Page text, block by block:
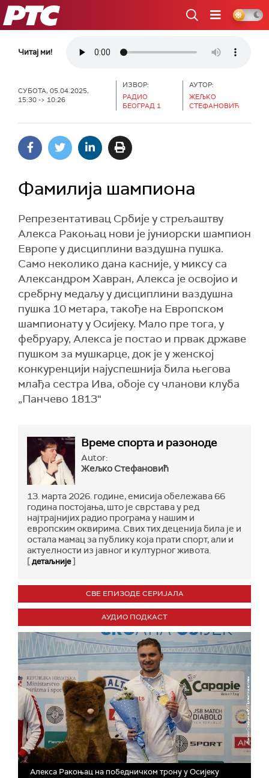
РТС
Читај ми!
СУБОТА, 05.04.2025,
15:30 -> 10:26
ИЗВОР:
РАДИО
БЕОГРАД 1
АУТОР:
ЖЕЉКО
СТЕФАНОВИЋ
Фамилија шампиона
Репрезентативац Србије у стрељаштву
Алекса Ракоњац нови је јуниорски шампион
Европе у дисциплини ваздушна пушка.
Само неколико дана касније, у миксу са
Александром Хавран, Алекса је освојио и
сребрну медаљу у дисциплини ваздушна
пушка 10 метара, такође на Европском
шампионату у Осијеку. Мало пре тога, у
фебруару, Алекса је постао и првак државе
пушком за мушкарце, док је у женској
конкуренцији најуспешнија била његова
млађа сестра Ива, обоје су чланови клуба
„Панчево 1813“
Време спорта и разоноде
Autor:
Жељко Стефановић
13. марта 2026. године, емисија обележава 66
година постојања, што је сврстава у ред
најтрајнијих радио програма у нашим и
европским оквирима. Свих тих деценија била је и
остала мамац за публику која прати спорт, али и
актуелности из јавног и културног живота.
[детаљније]
СВЕ ЕПИЗОДЕ СЕРИЈАЛА
АУДИО ПОДКАСТ
Алекса Ракоњац на победничком трону у Осијеку